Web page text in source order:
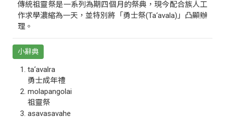
傳統祖靈祭是一系列為期四個月的祭典，現今配合族人工
作求學濃縮為一天，並特別將「勇士祭(Ta‘avala)」凸顯辦
理。
小辭典
ta‘avalra
勇士成年禮
molapangolai
祖靈祭
asavasavahe